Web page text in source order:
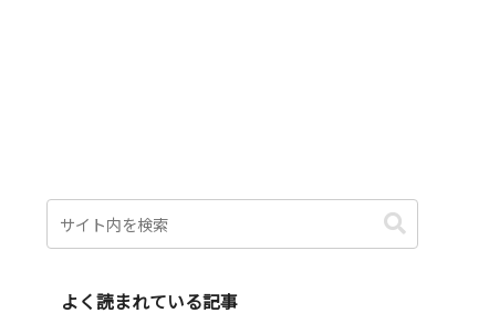
よく読まれている記事